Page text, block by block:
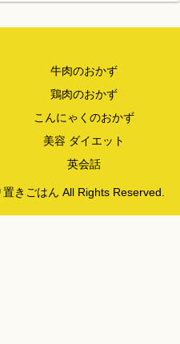
牛肉のおかず
鶏肉のおかず
こんにゃくのおかず
美容 ダイエット
英会話
きごはん All Rights Reserved.